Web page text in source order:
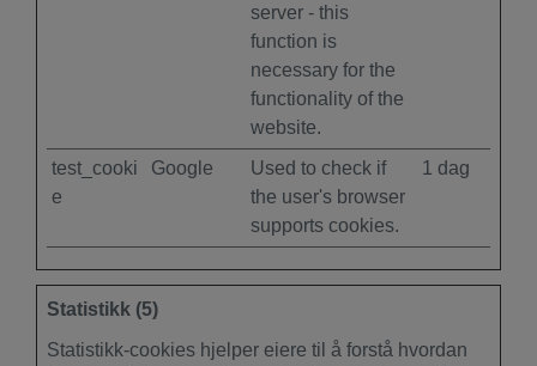
server - this
function is
necessary for the
functionality of the
website.
test_cooki
e
Google
Used to check if
the user's browser
supports cookies.
1 dag
Statistikk (5)
Statistikk-cookies hjelper eiere til å forstå hvordan